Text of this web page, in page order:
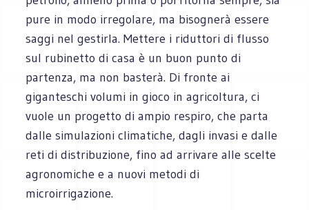
pure in modo irregolare, ma bisognerà essere
saggi nel gestirla. Mettere i riduttori di flusso
sul rubinetto di casa è un buon punto di
partenza, ma non basterà. Di fronte ai
giganteschi volumi in gioco in agricoltura, ci
vuole un progetto di ampio respiro, che parta
dalle simulazioni climatiche, dagli invasi e dalle
reti di distribuzione, fino ad arrivare alle scelte
agronomiche e a nuovi metodi di
microirrigazione.